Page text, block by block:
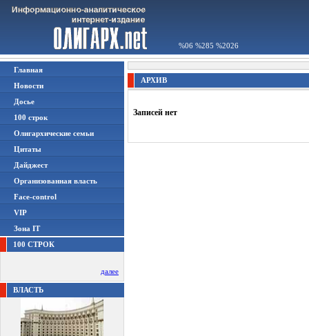
%06 %285 %2026
Главная
Новости
Досье
100 строк
Олигархические семьи
Цитаты
Дайджест
Организованная власть
Face-control
VIP
Зона IT
100 СТРОК
далее
ВЛАСТЬ
АРХИВ
Записей нет